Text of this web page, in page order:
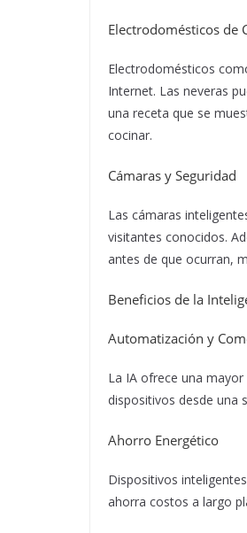
Electrodomésticos de
Electrodomésticos
Internet. Las neveras
una receta que se
cocinar.
Cámaras y Seguridad
Las cámaras
visitantes conocidos.
antes de que ocurran,
Beneficios de la
Automatización y
La IA ofrece una
dispositivos desde una
Ahorro Energético
Dispositivos
ahorra costos a largo